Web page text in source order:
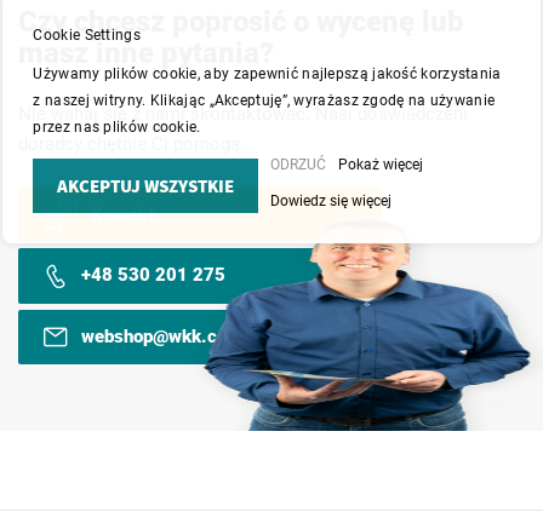
Czy chcesz poprosić o wycenę lub
masz inne pytania?
Nie wahaj się z nami skontaktować. Nasi doświadczeni
Kontakt
+48 530 201 275
webshop@wkk.com.pl
Cookie Settings
Używamy plików cookie, aby zapewnić najlepszą jakość korzystania
z naszej witryny. Klikając „Akceptuję”, wyrażasz zgodę na używanie
przez nas plików cookie.
AKCEPTUJ WSZYSTKIE
ODRZUĆ Pokaż więcej
Dowiedz się więcej